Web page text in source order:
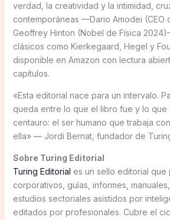
verdad, la creatividad y la intimidad,
contemporáneas —Dario Amodei (CEO
Geoffrey Hinton (Nobel de Física
clásicos como Kierkegaard, Hegel y
disponible en Amazon con lectura
capítulos.
«Esta editorial nace para un intervalo.
queda entre lo que el libro fue y lo que
centauro: el ser humano que trabaja
ella» — Jordi Bernat, fundador de
Sobre Turing Editorial
Turing Editorial es un sello editorial
corporativos, guías, informes,
estudios sectoriales asistidos por
editados por profesionales. Cubre el